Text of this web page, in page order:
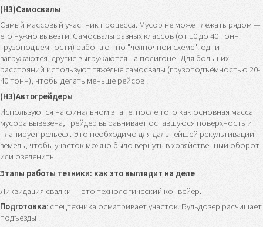
(H3)Самосвалы
Самый массовый участник процесса. Мусор не может лежать рядом —
его нужно вывезти. Самосвалы разных классов (от 10 до 40 тонн
грузоподъёмности) работают по "челночной схеме": одни
загружаются, другие выгружаются на полигоне . Для больших
расстояний используют тяжёлые самосвалы (грузоподъёмностью 20-
40 тонн), чтобы делать меньше рейсов .
(H3)Автогрейдеры
Используются на финальном этапе: после того как основная масса
мусора вывезена, грейдер выравнивает оставшуюся поверхность и
планирует рельеф . Это необходимо для дальнейшей рекультивации
земель, чтобы участок можно было вернуть в хозяйственный оборот
или озеленить.
Этапы работы техники: как это выглядит на деле
Ликвидация свалки — это технологический конвейер.
Подготовка: спецтехника осматривает участок. Бульдозер расчищает
подъезды .